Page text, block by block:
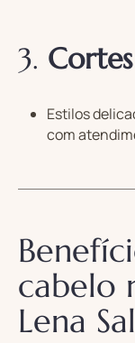
3.
Estilos
com
cabelo
Lena